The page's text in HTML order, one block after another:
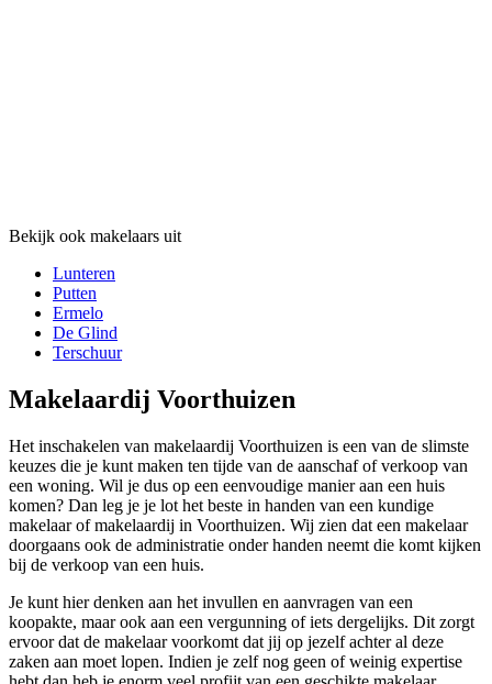
Bekijk ook makelaars uit
Lunteren
Putten
Ermelo
De Glind
Terschuur
Makelaardij Voorthuizen
Het inschakelen van makelaardij Voorthuizen is een van de slimste
keuzes die je kunt maken ten tijde van de aanschaf of verkoop van
een woning. Wil je dus op een eenvoudige manier aan een huis
komen? Dan leg je je lot het beste in handen van een kundige
makelaar of makelaardij in Voorthuizen. Wij zien dat een makelaar
doorgaans ook de administratie onder handen neemt die komt kijken
bij de verkoop van een huis.
Je kunt hier denken aan het invullen en aanvragen van een
koopakte, maar ook aan een vergunning of iets dergelijks. Dit zorgt
ervoor dat de makelaar voorkomt dat jij op jezelf achter al deze
zaken aan moet lopen. Indien je zelf nog geen of weinig expertise